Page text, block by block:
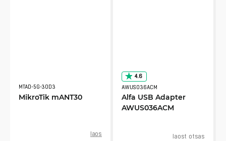
MTAD-5G-30D3
MikroTik mANT30
laos
4.6
AWUS036ACM
Alfa USB Adapter
AWUS036ACM
laost otsas